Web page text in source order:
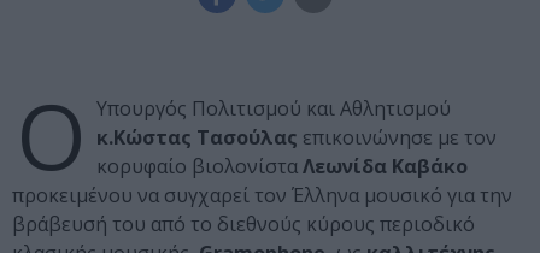
Ο Υπουργός Πολιτισμού και Αθλητισμού
κ.Κώστας Τασούλας επικοινώνησε με τον
κορυφαίο βιολονίσταΛεωνίδα Καβάκο
προκειμένου να συγχαρεί τον Έλληνα μουσικό για την
βράβευσή του από το διεθνούς κύρους περιοδικό